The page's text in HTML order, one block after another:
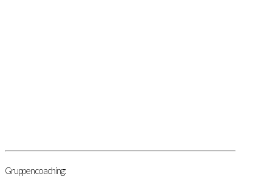
Gruppencoaching: